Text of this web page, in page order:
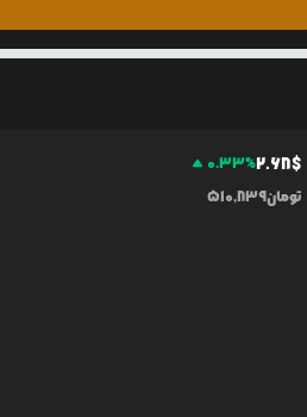
0.33%2.68$
510,839تومان